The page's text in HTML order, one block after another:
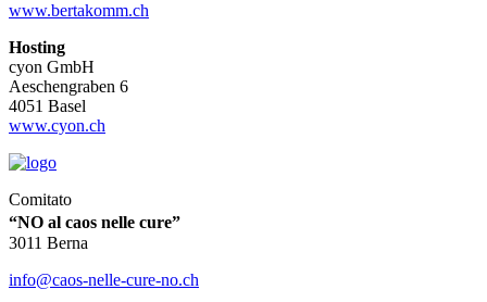
www.bertakomm.ch
Hosting
cyon GmbH
Aeschengraben 6
4051 Basel
www.cyon.ch
Comitato
“NO al caos nelle cure”
3011 Berna
info@caos-nelle-cure-no.ch